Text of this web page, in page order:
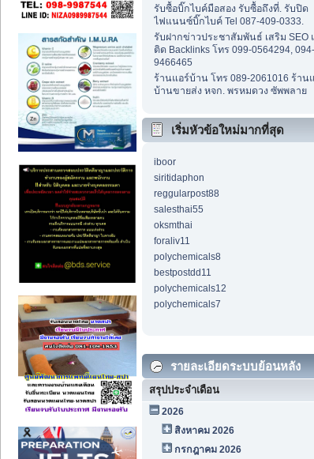
รับซื้อบิ๊กไบค์มือสอง รับซื้อถึงที่. รับปิด
ไฟแนนซ์บิ๊กไบค์ Tel 087-409-0333.
รับฝากข่าวประชาสัมพันธ์ เสริม SEO
ติด Backlinks โทร 099-0564294, 094-
9466465
ร้านแอร์บ้าน โทร 089-2061016 ร้าน
บ้านขายส่ง หจก. พรหมดวง ซัพพลาย
เริ่มหัวข้อใหม่มากที่สุด
iboor
siritidaphon
reggularpost88
salesthai55
oksmthai
foraliv11
polychemicals8
bestpostdd11
polychemicals12
polychemicals7
รายละเอียดระบบย้อนหลัง
สรุปประจำเดือน
2026
สิงหาคม 2026
กรกฎาคม 2026